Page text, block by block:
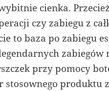
cienka.
czy zabiegu z
to baza po zabiegu
zabiegów
przy pomocy
produktu